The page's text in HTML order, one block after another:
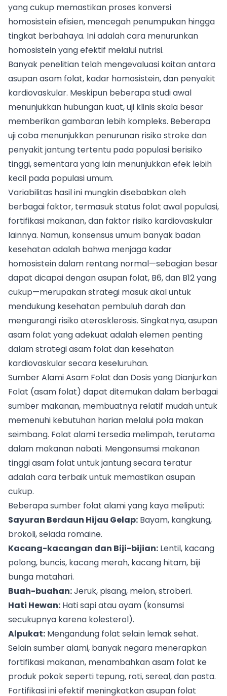
yang cukup memastikan proses konversi
homosistein efisien, mencegah penumpukan hingga
tingkat berbahaya. Ini adalah cara menurunkan
homosistein yang efektif melalui nutrisi.
Banyak penelitian telah mengevaluasi kaitan antara
asupan asam folat, kadar homosistein, dan penyakit
kardiovaskular. Meskipun beberapa studi awal
menunjukkan hubungan kuat, uji klinis skala besar
memberikan gambaran lebih kompleks. Beberapa
uji coba menunjukkan penurunan risiko stroke dan
penyakit jantung tertentu pada populasi berisiko
tinggi, sementara yang lain menunjukkan efek lebih
kecil pada populasi umum.
Variabilitas hasil ini mungkin disebabkan oleh
berbagai faktor, termasuk status folat awal populasi,
fortifikasi makanan, dan faktor risiko kardiovaskular
lainnya. Namun, konsensus umum banyak badan
kesehatan adalah bahwa menjaga kadar
homosistein dalam rentang normal—sebagian besar
dapat dicapai dengan asupan folat, B6, dan B12 yang
cukup—merupakan strategi masuk akal untuk
mendukung kesehatan pembuluh darah dan
mengurangi risiko aterosklerosis. Singkatnya, asupan
asam folat yang adekuat adalah elemen penting
dalam strategi asam folat dan kesehatan
kardiovaskular secara keseluruhan.
Sumber Alami Asam Folat dan Dosis yang Dianjurkan
Folat (asam folat) dapat ditemukan dalam berbagai
sumber makanan, membuatnya relatif mudah untuk
memenuhi kebutuhan harian melalui pola makan
seimbang. Folat alami tersedia melimpah, terutama
dalam makanan nabati. Mengonsumsi makanan
tinggi asam folat untuk jantung secara teratur
adalah cara terbaik untuk memastikan asupan
cukup.
Beberapa sumber folat alami yang kaya meliputi:
Sayuran Berdaun Hijau Gelap: Bayam, kangkung,
brokoli, selada romaine.
Kacang-kacangan dan Biji-bijian: Lentil, kacang
polong, buncis, kacang merah, kacang hitam, biji
bunga matahari.
Buah-buahan:Jeruk, pisang, melon, stroberi.
Hati Hewan: Hati sapi atau ayam (konsumsi
secukupnya karena kolesterol).
Alpukat: Mengandung folat selain lemak sehat.
Selain sumber alami, banyak negara menerapkan
fortifikasi makanan, menambahkan asam folat ke
produk pokok seperti tepung, roti, sereal, dan pasta.
Fortifikasi ini efektif meningkatkan asupan folat